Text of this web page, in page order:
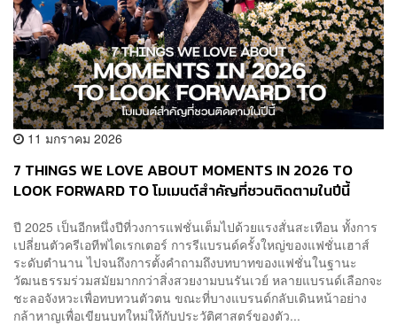
11 มกราคม 2026
7 THINGS WE LOVE ABOUT MOMENTS IN 2026 TO
LOOK FORWARD TO โมเมนต์สำคัญที่ชวนติดตามในปีนี้
ปี 2025 เป็นอีกหนึ่งปีที่วงการแฟชั่นเต็มไปด้วยแรงสั่นสะเทือน ทั้งการ
เปลี่ยนตัวครีเอทีฟไดเรกเตอร์ การรีแบรนด์ครั้งใหญ่ของแฟชั่นเฮาส์
ระดับตำนาน ไปจนถึงการตั้งคำถามถึงบทบาทของแฟชั่นในฐานะ
วัฒนธรรมร่วมสมัยมากกว่าสิ่งสวยงามบนรันเวย์ หลายแบรนด์เลือกจะ
ชะลอจังหวะเพื่อทบทวนตัวตน ขณะที่บางแบรนด์กลับเดินหน้าอย่าง
กล้าหาญเพื่อเขียนบทใหม่ให้กับประวัติศาสตร์ของตัว...